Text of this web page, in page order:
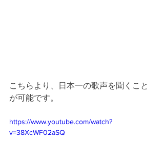
こちらより、日本一の歌声を聞くこと
が可能です。
https://www.youtube.com/watch?
v=38XcWF02aSQ